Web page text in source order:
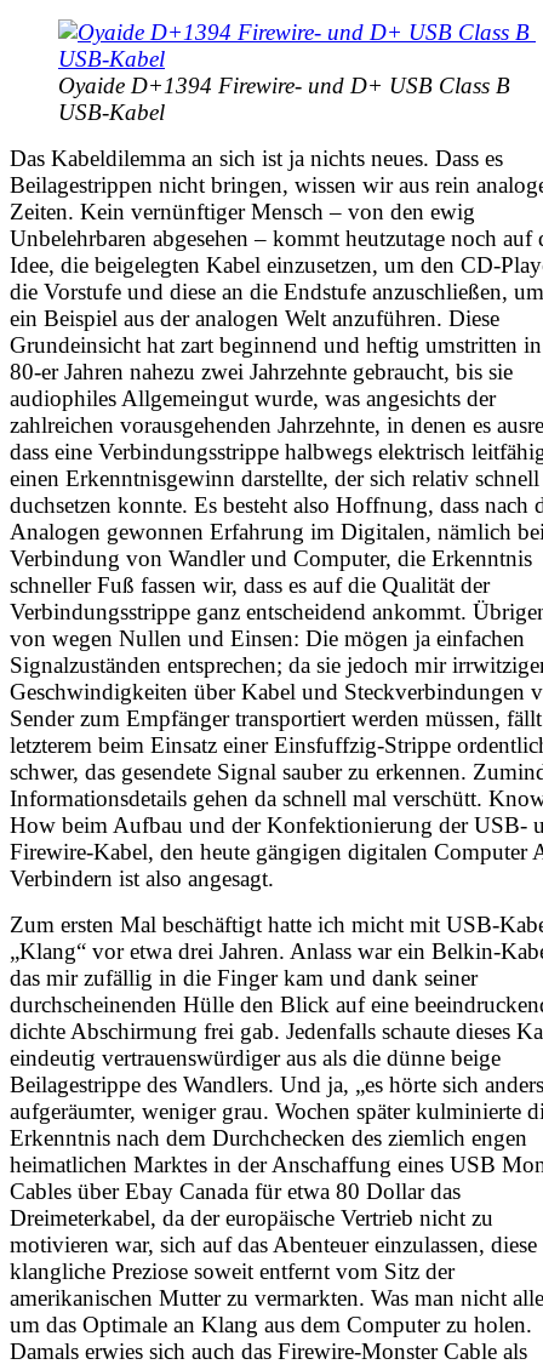
Oyaide D+1394 Firewire- und D+ USB Class B
USB-Kabel
Das Kabeldilemma an sich ist ja nichts neues. Dass es
Beilagestrippen nicht bringen, wissen wir aus rein
Zeiten. Kein vernünftiger Mensch – von den ewig
Unbelehrbaren abgesehen – kommt heutzutage noch auf
Idee, die beigelegten Kabel einzusetzen, um den CD-
die Vorstufe und diese an die Endstufe anzuschließen,
ein Beispiel aus der analogen Welt anzuführen. Diese
Grundeinsicht hat zart beginnend und heftig umstritten
80-er Jahren nahezu zwei Jahrzehnte gebraucht, bis sie
audiophiles Allgemeingut wurde, was angesichts der
zahlreichen vorausgehenden Jahrzehnte, in denen es
dass eine Verbindungsstrippe halbwegs elektrisch
einen Erkenntnisgewinn darstellte, der sich relativ schnell
duchsetzen konnte. Es besteht also Hoffnung, dass nach
Analogen gewonnen Erfahrung im Digitalen, nämlich
Verbindung von Wandler und Computer, die Erkenntnis
schneller Fuß fassen wir, dass es auf die Qualität der
Verbindungsstrippe ganz entscheidend ankommt.
von wegen Nullen und Einsen: Die mögen ja einfachen
Signalzuständen entsprechen; da sie jedoch mir
Geschwindigkeiten über Kabel und Steckverbindungen
Sender zum Empfänger transportiert werden müssen,
letzterem beim Einsatz einer Einsfuffzig-Strippe
schwer, das gesendete Signal sauber zu erkennen.
Informationsdetails gehen da schnell mal verschütt.
How beim Aufbau und der Konfektionierung der USB-
Firewire-Kabel, den heute gängigen digitalen Computer
Verbindern ist also angesagt.
Zum ersten Mal beschäftigt hatte ich micht mit USB-
„Klang“ vor etwa drei Jahren. Anlass war ein Belkin-
das mir zufällig in die Finger kam und dank seiner
durchscheinenden Hülle den Blick auf eine
dichte Abschirmung frei gab. Jedenfalls schaute dieses
eindeutig vertrauenswürdiger aus als die dünne beige
Beilagestrippe des Wandlers. Und ja, „es hörte sich
aufgeräumter, weniger grau. Wochen später kulminierte
Erkenntnis nach dem Durchchecken des ziemlich engen
heimatlichen Marktes in der Anschaffung eines USB
Cables über Ebay Canada für etwa 80 Dollar das
Dreimeterkabel, da der europäische Vertrieb nicht zu
motivieren war, sich auf das Abenteuer einzulassen, diese
klangliche Preziose soweit entfernt vom Sitz der
amerikanischen Mutter zu vermarkten. Was man nicht
um das Optimale an Klang aus dem Computer zu holen.
Damals erwies sich auch das Firewire-Monster Cable als